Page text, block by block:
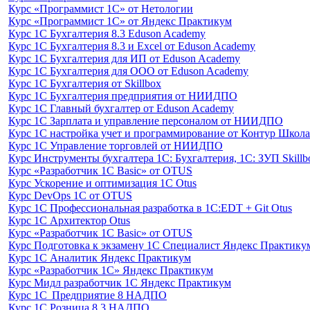
Курс «Программист 1С» от Нетологии
Курс «Программист 1С» от Яндекс Практикум
Курс 1С Бухгалтерия 8.3 Eduson Academy
Курс 1С Бухгалтерия 8.3 и Excel от Eduson Academy
Курс 1С Бухгалтерия для ИП от Eduson Academy
Курс 1С Бухгалтерия для ООО от Eduson Academy
Курс 1С Бухгалтерия от Skillbox
Курс 1С Бухгалтерия предприятия от НИИДПО
Курс 1С Главный бухгалтер от Eduson Academy
Курс 1С Зарплата и управление персоналом от НИИДПО
Курс 1С настройка учет и программирование от Контур Школа
Курс 1С Управление торговлей от НИИДПО
Курс Инструменты бухгалтера 1С: Бухгалтерия, 1С: ЗУП
Курс «Разработчик 1С Basic» от OTUS
Курс Ускорение и оптимизация 1С Otus
Курс DevOps 1С от OTUS
Курс 1С Профессиональная разработка в 1С:EDT + Git Otus
Курс 1С Архитектор Otus
Курс «Разработчик 1С Basic» от OTUS
Курс Подготовка к экзамену 1С Специалист Яндекс
Курс 1С Аналитик Яндекс Практикум
Курс «Разработчик 1С» Яндекс Практикум
Курс Мидл разработчик 1С Яндекс Практикум
Курс 1С Предприятие 8 НАДПО
Курс 1С Розница 8.3 НАДПО